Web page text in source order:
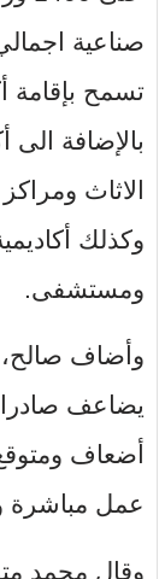
بالإضافة
الاثاث
وكذلك
ومستشفى.
وأضاف صالح،
عمل مباشرة
وقال محمد